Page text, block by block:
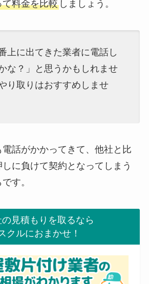
料金を比較しましょう。
上に出てきた業者に電話し
な？」と思うかもしれませ
り取りはおすすめしませ
話がかかってきて、他社と比
に負けて契約となってしまう
す。
見積もりを取るなら
クルにおまかせ！